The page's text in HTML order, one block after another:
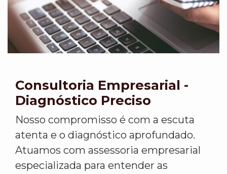
Consultoria Empresarial -
Diagnóstico Preciso
Nosso compromisso é com a escuta
atenta e o diagnóstico aprofundado.
Atuamos com assessoria empresarial
especializada para entender as